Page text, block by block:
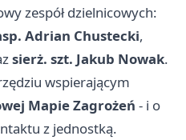
zespół dzielnicowych:
Adrian Chustecki,
sierż. szt. Jakub Nowak.
wspierającym
Mapie Zagrożeń - i o
z jednostką.